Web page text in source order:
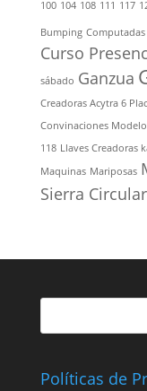
100 104 108 111 117
Bumping Computadas
Curso
sábado Ganzua
Creadoras Acytra 6
Convinaciones Modelo
118 Llaves Creadoras
Maquinas Mariposas
Sierra Circular
Políticas de